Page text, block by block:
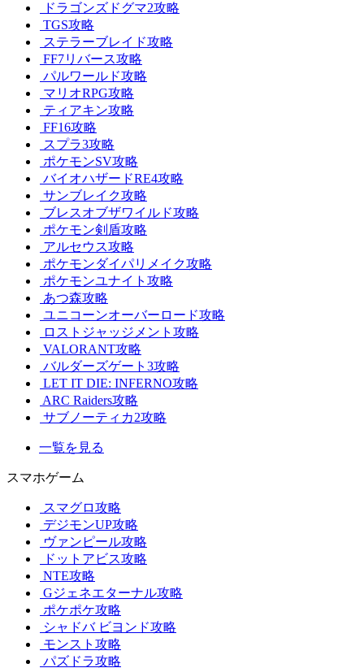
ドラゴンズドグマ2攻略
TGS攻略
ステラーブレイド攻略
FF7リバース攻略
パルワールド攻略
マリオRPG攻略
ティアキン攻略
FF16攻略
スプラ3攻略
ポケモンSV攻略
バイオハザードRE4攻略
サンブレイク攻略
ブレスオブザワイルド攻略
ポケモン剣盾攻略
アルセウス攻略
ポケモンダイパリメイク攻略
ポケモンユナイト攻略
あつ森攻略
ユニコーンオーバーロード攻略
ロストジャッジメント攻略
VALORANT攻略
バルダーズゲート3攻略
LET IT DIE: INFERNO攻略
ARC Raiders攻略
サブノーティカ2攻略
一覧を見る
スマホゲーム
スマグロ攻略
デジモンUP攻略
ヴァンピール攻略
ドットアビス攻略
NTE攻略
Gジェネエターナル攻略
ポケポケ攻略
シャドバ ビヨンド攻略
モンスト攻略
パズドラ攻略